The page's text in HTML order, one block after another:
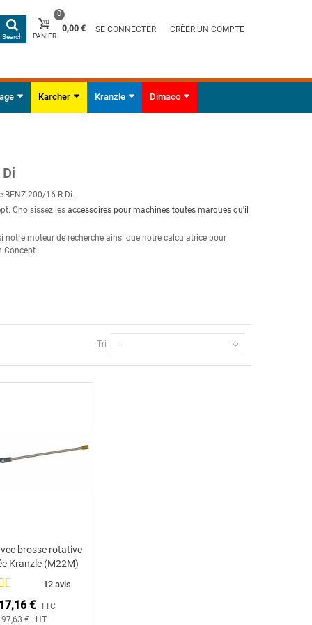
Search PANIER
0
0,00 € SE CONNECTER CRÉER UN COMPTE
Karcher Kranzle Dimaco
BENZ 200/16 R Di.
Choisissez les accessoires pour machines toutes marques qu'il
moteur de recherche ainsi que notre calculatrice pour
Concept.
Tri --
Ajouter au panier
brosse rotative
Kranzle (M22M)
12 avis
€ TTC
97,63 € HT